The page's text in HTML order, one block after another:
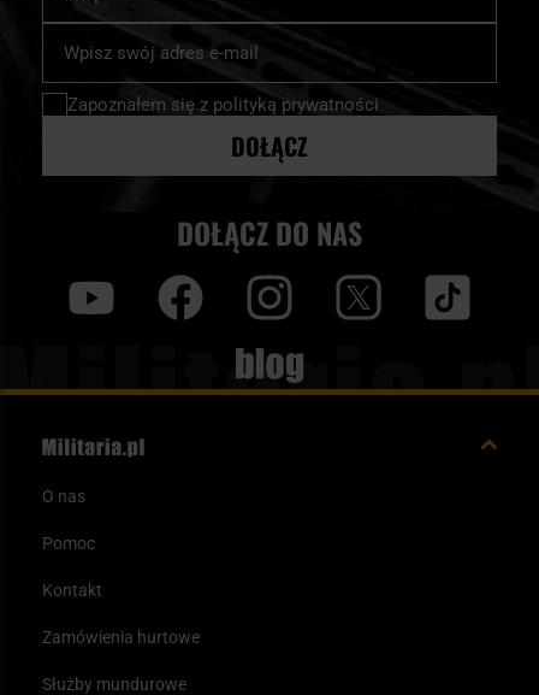
nasz
newsletter:
Zapoznałem się z polityką prywatności
DOŁĄCZ
DOŁĄCZ DO NAS
Blog
O nas
Pomoc
Kontakt
Zamówienia hurtowe
Służby mundurowe